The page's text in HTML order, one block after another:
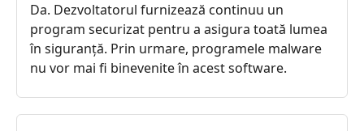
Da. Dezvoltatorul furnizează continuu un
program securizat pentru a asigura toată lumea
în siguranță. Prin urmare, programele malware
nu vor mai fi binevenite în acest software.